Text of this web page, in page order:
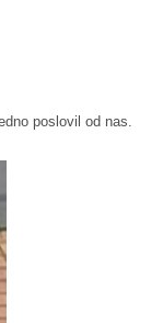
poslovil od nas.